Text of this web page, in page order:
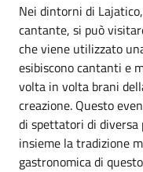
Nei dintorni di
cantante, si può
che viene utilizzato
esibiscono cantanti e
volta in volta brani
creazione. Questo
di spettatori di diversa
insieme la tradizione
gastronomica di